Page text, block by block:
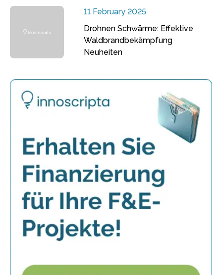
11 February 2025
Drohnen Schwärme: Effektive
Waldbrandbekämpfung
Neuheiten